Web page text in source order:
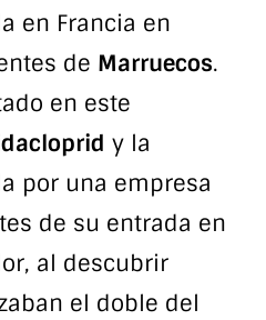
en Francia en
de Marruecos.
en este
y la
por una empresa
de su entrada en
al descubrir
el doble del